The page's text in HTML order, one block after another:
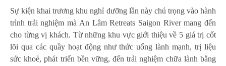
Sự kiện khai trương khu nghỉ dưỡng lần này chú trọng vào hành
trình trải nghiệm mà An Lâm Retreats Saigon River mang đến
cho từng vị khách. Từ những khu vực giới thiệu về 5 giá trị cốt
lõi qua các quầy hoạt động như thức uống lành mạnh, trị liệu
sức khoẻ, phát triển bền vững, đến trải nghiệm chữa lành bằng